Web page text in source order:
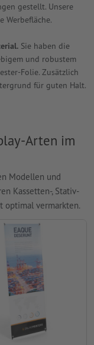
gestellt. Unsere
Werbefläche.
Sie haben die
und robustem
Folie. Zusätzlich
für guten Halt.
Arten im
Modellen und
Kassetten-, Stativ-
optimal vermarkten.